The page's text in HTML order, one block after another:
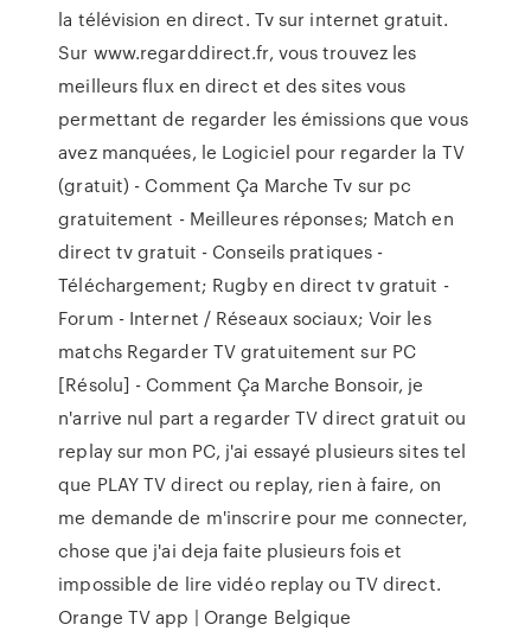
la télévision en direct. Tv sur internet gratuit.
Sur www.regarddirect.fr, vous trouvez les
meilleurs flux en direct et des sites vous
permettant de regarder les émissions que vous
avez manquées, le Logiciel pour regarder la TV
(gratuit) - Comment Ça Marche Tv sur pc
gratuitement - Meilleures réponses; Match en
direct tv gratuit - Conseils pratiques -
Téléchargement; Rugby en direct tv gratuit -
Forum - Internet / Réseaux sociaux; Voir les
matchs Regarder TV gratuitement sur PC
[Résolu] - Comment Ça Marche Bonsoir, je
n'arrive nul part a regarder TV direct gratuit ou
replay sur mon PC, j'ai essayé plusieurs sites tel
que PLAY TV direct ou replay, rien à faire, on
me demande de m'inscrire pour me connecter,
chose que j'ai deja faite plusieurs fois et
impossible de lire vidéo replay ou TV direct.
Orange TV app | Orange Belgique